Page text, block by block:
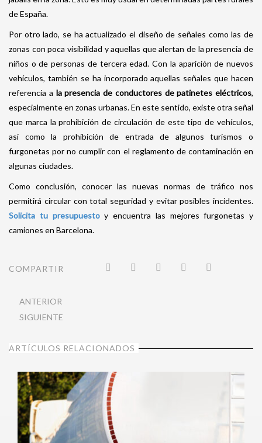
de España.
Por otro lado, se ha actualizado el diseño de señales como las de
zonas con poca visibilidad y aquellas que alertan de la presencia de
niños o de personas de tercera edad. Con la aparición de nuevos
vehículos, también se ha incorporado aquellas señales que hacen
referencia a la presencia de conductores de patinetes eléctricos,
especialmente en zonas urbanas. En este sentido, existe otra señal
que marca la prohibición de circulación de este tipo de vehículos,
así como la prohibición de entrada de algunos turismos o
furgonetas por no cumplir con el reglamento de contaminación en
algunas ciudades.
Como conclusión, conocer las nuevas normas de tráfico nos
permitirá circular con total seguridad y evitar posibles incidentes.
Solicita tu presupuestoy encuentra las mejores furgonetas y
camiones en Barcelona.
COMPARTIR
ANTERIOR
SIGUIENTE
ARTÍCULOS RELACIONADOS